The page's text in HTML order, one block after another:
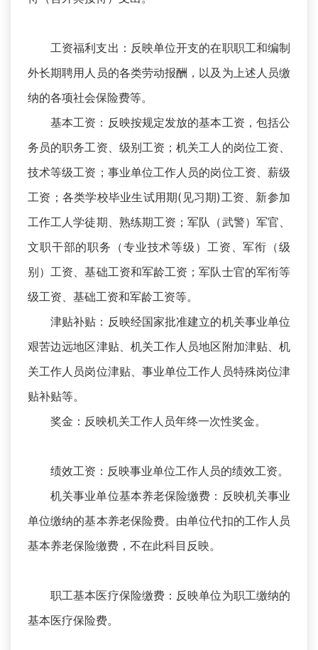
工资福利支出：反映单位开支的在职职工和编制
外长期聘用人员的各类劳动报酬，以及为上述人员缴
纳的各项社会保险费等。
基本工资：反映按规定发放的基本工资，包括公
务员的职务工资、级别工资；机关工人的岗位工资、
技术等级工资；事业单位工作人员的岗位工资、薪级
工资；各类学校毕业生试用期(见习期)工资、新参加
工作工人学徒期、熟练期工资；军队（武警）军官、
文职干部的职务（专业技术等级）工资、军衔（级
别）工资、基础工资和军龄工资；军队士官的军衔等
级工资、基础工资和军龄工资等。
津贴补贴：反映经国家批准建立的机关事业单位
艰苦边远地区津贴、机关工作人员地区附加津贴、机
关工作人员岗位津贴、事业单位工作人员特殊岗位津
贴补贴等。
奖金：反映机关工作人员年终一次性奖金。
绩效工资：反映事业单位工作人员的绩效工资。
机关事业单位基本养老保险缴费：反映机关事业
单位缴纳的基本养老保险费。由单位代扣的工作人员
基本养老保险缴费，不在此科目反映。
职工基本医疗保险缴费：反映单位为职工缴纳的
基本医疗保险费。